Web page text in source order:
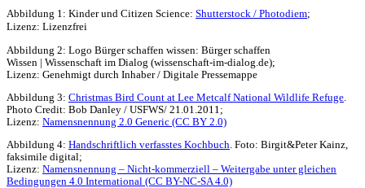
Abbildung 1: Kinder und Citizen Science: Shutterstock / Photodiem;
Lizenz: Lizenzfrei
Abbildung 2: Logo Bürger schaffen wissen: Bürger schaffen
Wissen | Wissenschaft im Dialog (wissenschaft-im-dialog.de);
Lizenz: Genehmigt durch Inhaber / Digitale Pressemappe
Abbildung 3: Christmas Bird Count at Lee Metcalf National Wildlife Refuge
Photo Credit: Bob Danley / USFWS/ 21.01.2011;
Lizenz: Namensnennung 2.0 Generic (CC BY 2.0)
Abbildung 4: Handschriftlich verfasstes Kochbuch . Foto: Birgit&Peter Kainz,
faksimile digital;
Lizenz: Namensnennung – Nicht-kommerziell – Weitergabe unter gleichen
Bedingungen 4.0 International (CC BY-NC-SA 4.0)